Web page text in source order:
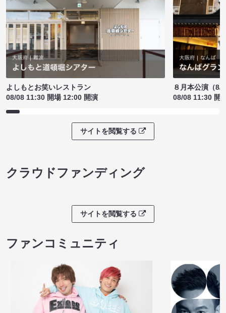
よしもとお笑いレストラン
08/08 11:30 開場 12:00 開演
８月本公演（8/
08/08 11:30 開
サイトを閲覧する
クラウドファンディング
サイトを閲覧する
ファンコミュニティ